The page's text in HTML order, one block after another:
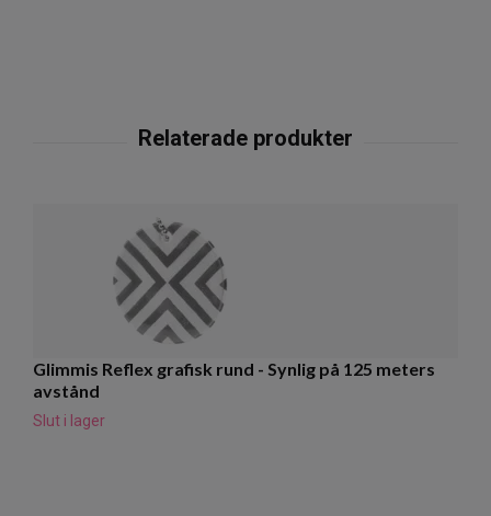
Glimmis Reflex grafisk rund - Synlig på 125 meters
avstånd
Slut i lager